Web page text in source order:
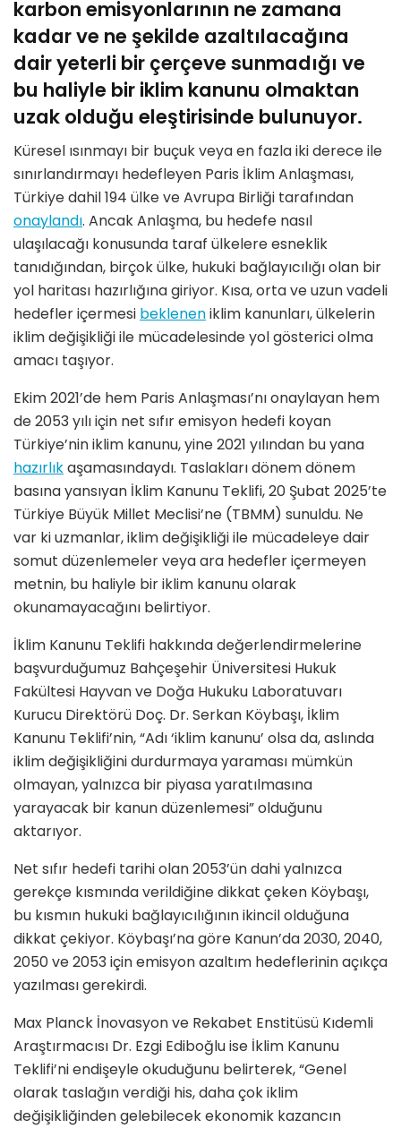
karbon emisyonlarının ne zamana
kadar ve ne şekilde azaltılacağına
dair yeterli bir çerçeve sunmadığı ve
bu haliyle bir iklim kanunu olmaktan
uzak olduğu eleştirisinde bulunuyor.
Küresel ısınmayı bir buçuk veya en fazla iki derece ile
sınırlandırmayı hedefleyen Paris İklim Anlaşması,
Türkiye dahil 194 ülke ve Avrupa Birliği tarafından
onaylandı. Ancak Anlaşma, bu hedefe nasıl
ulaşılacağı konusunda taraf ülkelere esneklik
tanıdığından, birçok ülke, hukuki bağlayıcılığı olan bir
yol haritası hazırlığına giriyor. Kısa, orta ve uzun vadeli
hedefler içermesi bekleneniklim kanunları, ülkelerin
iklim değişikliği ile mücadelesinde yol gösterici olma
amacı taşıyor.
Ekim 2021’de hem Paris Anlaşması’nı onaylayan hem
de 2053 yılı için net sıfır emisyon hedefi koyan
Türkiye’nin iklim kanunu, yine 2021 yılından bu yana
hazırlıkaşamasındaydı. Taslakları dönem dönem
basına yansıyan İklim Kanunu Teklifi, 20 Şubat 2025’te
Türkiye Büyük Millet Meclisi’ne (TBMM) sunuldu. Ne
var ki uzmanlar, iklim değişikliği ile mücadeleye dair
somut düzenlemeler veya ara hedefler içermeyen
metnin, bu haliyle bir iklim kanunu olarak
okunamayacağını belirtiyor.
İklim Kanunu Teklifi hakkında değerlendirmelerine
başvurduğumuz Bahçeşehir Üniversitesi Hukuk
Fakültesi Hayvan ve Doğa Hukuku Laboratuvarı
Kurucu Direktörü Doç. Dr. Serkan Köybaşı, İklim
Kanunu Teklifi’nin, “Adı ‘iklim kanunu’ olsa da, aslında
iklim değişikliğini durdurmaya yaraması mümkün
olmayan, yalnızca bir piyasa yaratılmasına
yarayacak bir kanun düzenlemesi” olduğunu
aktarıyor.
Net sıfır hedefi tarihi olan 2053’ün dahi yalnızca
gerekçe kısmında verildiğine dikkat çeken Köybaşı,
bu kısmın hukuki bağlayıcılığının ikincil olduğuna
dikkat çekiyor. Köybaşı’na göre Kanun’da 2030, 2040,
2050 ve 2053 için emisyon azaltım hedeflerinin açıkça
yazılması gerekirdi.
Max Planck İnovasyon ve Rekabet Enstitüsü Kıdemli
Araştırmacısı Dr. Ezgi Ediboğlu ise İklim Kanunu
Teklifi’ni endişeyle okuduğunu belirterek, “Genel
olarak taslağın verdiği his, daha çok iklim
değişikliğinden gelebilecek ekonomik kazancın